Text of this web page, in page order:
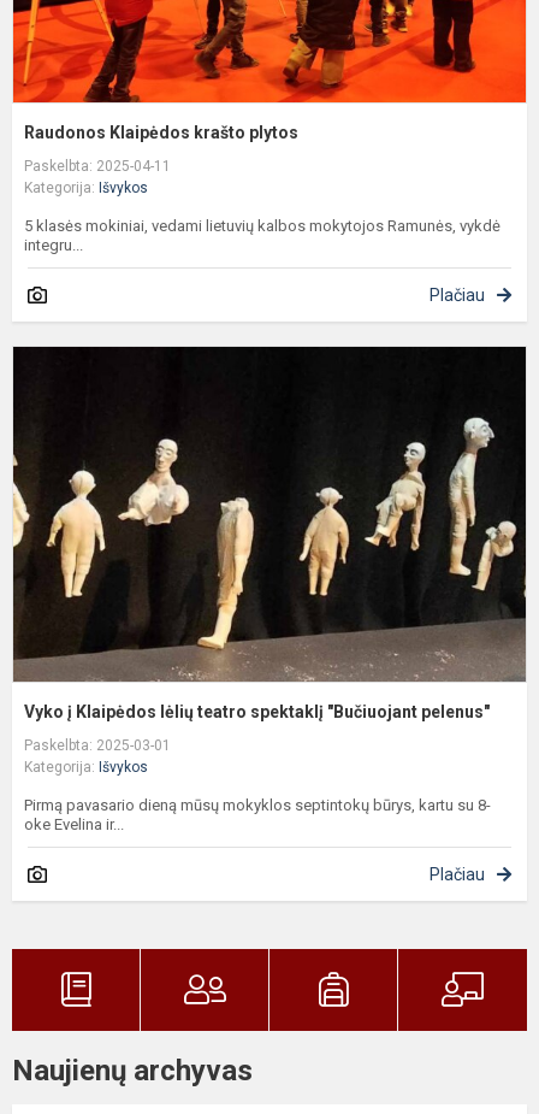
Raudonos Klaipėdos krašto plytos
Paskelbta: 2025-04-11
Kategorija: Išvykos
5 klasės mokiniai, vedami lietuvių kalbos mokytojos Ramunės, vykdė
integru...
Plačiau
Vyko į Klaipėdos lėlių teatro spektaklį "Bučiuojant pelenus"
Paskelbta: 2025-03-01
Kategorija: Išvykos
Pirmą pavasario dieną mūsų mokyklos septintokų būrys, kartu su 8-
oke Evelina ir...
Plačiau
Naujienų archyvas